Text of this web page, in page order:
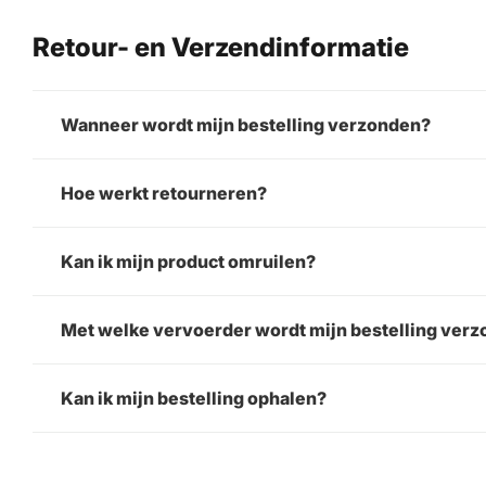
Retour- en Verzendinformatie
Wanneer wordt mijn bestelling verzonden?
Hoe werkt retourneren?
Kan ik mijn product omruilen?
Met welke vervoerder wordt mijn bestelling
Kan ik mijn bestelling ophalen?